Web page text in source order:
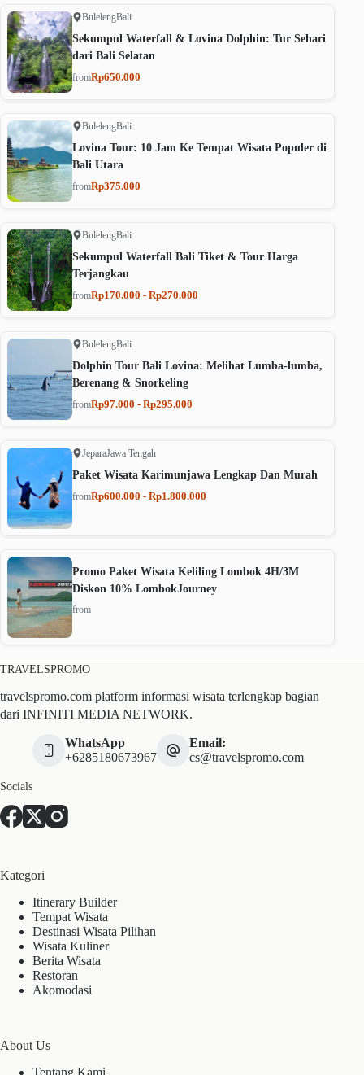
BulelengBali
Sekumpul Waterfall & Lovina Dolphin: Tur Sehari
dari Bali Selatan
fromRp650.000
BulelengBali
Lovina Tour: 10 Jam Ke Tempat Wisata Populer di
Bali Utara
fromRp375.000
BulelengBali
Sekumpul Waterfall Bali Tiket & Tour Harga
Terjangkau
fromRp170.000 - Rp270.000
BulelengBali
Dolphin Tour Bali Lovina: Melihat Lumba-lumba,
Berenang & Snorkeling
fromRp97.000 - Rp295.000
JeparaJawa Tengah
Paket Wisata Karimunjawa Lengkap Dan Murah
fromRp600.000 - Rp1.800.000
Promo Paket Wisata Keliling Lombok 4H/3M
Diskon 10% LombokJourney
from
TRAVELSPROMO
travelspromo.com platform informasi wisata terlengkap bagian
dari INFINITI MEDIA NETWORK.
WhatsApp
+6285180673967
Email:
cs@travelspromo.com
Socials
Kategori
Itinerary Builder
Tempat Wisata
Destinasi Wisata Pilihan
Wisata Kuliner
Berita Wisata
Restoran
Akomodasi
About Us
Tentang Kami